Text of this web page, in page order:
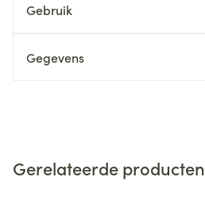
Gebruik
Gegevens
Gerelateerde producten